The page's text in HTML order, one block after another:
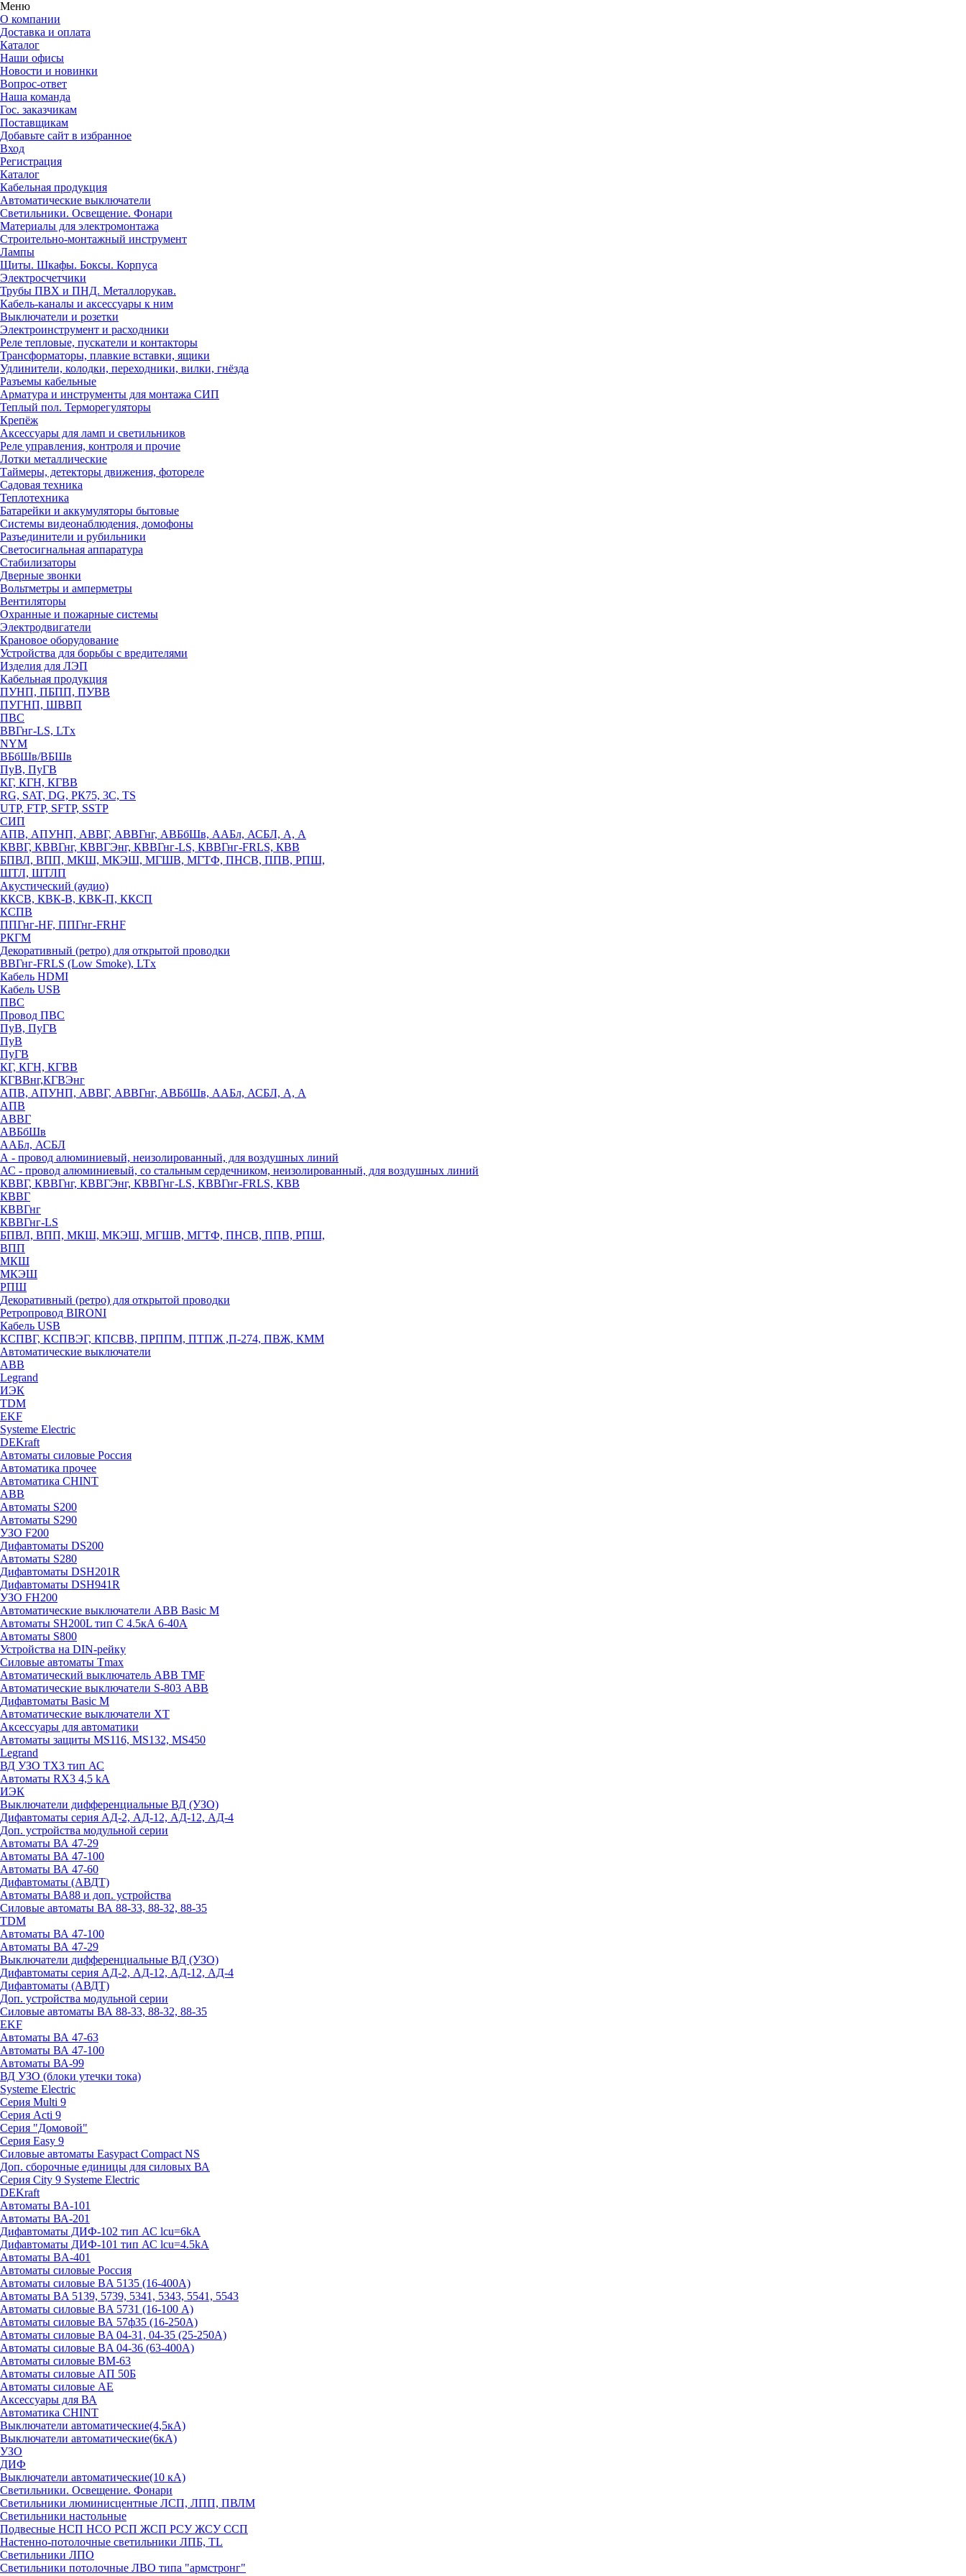
Меню
О компании
Доставка и оплата
Каталог
Наши офисы
Новости и новинки
Вопрос-ответ
Наша команда
Гос. заказчикам
Поставщикам
Добавьте сайт в избранное
Вход
Регистрация
Каталог
Кабельная продукция
Автоматические выключатели
Светильники. Освещение. Фонари
Материалы для электромонтажа
Строительно-монтажный инструмент
Лампы
Щиты. Шкафы. Боксы. Корпуса
Электросчетчики
Трубы ПВХ и ПНД. Металлорукав.
Кабель-каналы и аксессуары к ним
Выключатели и розетки
Электроинструмент и расходники
Реле тепловые, пускатели и контакторы
Трансформаторы, плавкие вставки, ящики
Удлинители, колодки, переходники, вилки, гнёзда
Разъемы кабельные
Арматура и инструменты для монтажа СИП
Теплый пол. Терморегуляторы
Крепёж
Аксессуары для ламп и светильников
Реле управления, контроля и прочие
Лотки металлические
Таймеры, детекторы движения, фотореле
Садовая техника
Теплотехника
Батарейки и аккумуляторы бытовые
Системы видеонаблюдения, домофоны
Разъединители и рубильники
Светосигнальная аппаратура
Стабилизаторы
Дверные звонки
Вольтметры и амперметры
Вентиляторы
Охранные и пожарные системы
Электродвигатели
Крановое оборудование
Устройства для борьбы с вредителями
Изделия для ЛЭП
Кабельная продукция
ПУНП, ПБПП, ПУВВ
ПУГНП, ШВВП
ПВС
ВВГнг-LS, LTx
NYM
ВБбШв/ВБШв
ПуВ, ПуГВ
КГ, КГН, КГВВ
RG, SAT, DG, РК75, 3С, TS
UTP, FTP, SFTP, SSTP
СИП
АПВ, АПУНП, АВВГ, АВВГнг, АВБбШв, ААБл, АСБЛ, А, А
КВВГ, КВВГнг, КВВГЭнг, КВВГнг-LS, КВВГнг-FRLS, КВВ
БПВЛ, ВПП, МКШ, МКЭШ, МГШВ, МГТФ, ПНСВ, ППВ, РПШ,
ШТЛ, ШТЛП
Акустический (аудио)
ККСВ, КВК-В, КВК-П, ККСП
КСПВ
ППГнг-HF, ППГнг-FRHF
РКГМ
Декоративный (ретро) для открытой проводки
ВВГнг-FRLS (Low Smoke), LTx
Кабель HDMI
Кабель USB
ПВС
Провод ПВС
ПуВ, ПуГВ
ПуВ
ПуГВ
КГ, КГН, КГВВ
КГВВнг,КГВЭнг
АПВ, АПУНП, АВВГ, АВВГнг, АВБбШв, ААБл, АСБЛ, А, А
АПВ
АВВГ
АВБбШв
ААБл, АСБЛ
А - провод алюминиевый, неизолированный, для воздушных линий
АС - провод алюминиевый, со стальным сердечником, неизолированный, для воздушных линий
КВВГ, КВВГнг, КВВГЭнг, КВВГнг-LS, КВВГнг-FRLS, КВВ
КВВГ
КВВГнг
КВВГнг-LS
БПВЛ, ВПП, МКШ, МКЭШ, МГШВ, МГТФ, ПНСВ, ППВ, РПШ,
ВПП
МКШ
МКЭШ
РПШ
Декоративный (ретро) для открытой проводки
Ретропровод BIRONI
Кабель USB
КСПВГ, КСПВЭГ, КПСВВ, ПРППМ, ПТПЖ ,П-274, ПВЖ, КММ
Автоматические выключатели
ABB
Legrand
ИЭК
TDM
EKF
Systeme Electric
DEKraft
Автоматы силовые Россия
Автоматика прочее
Автоматика CHINT
ABB
Автоматы S200
Автоматы S290
УЗО F200
Дифавтоматы DS200
Автоматы S280
Дифавтоматы DSH201R
Дифавтоматы DSH941R
УЗО FH200
Автоматические выключатели ABB Basic M
Автоматы SH200L тип С 4.5кА 6-40А
Автоматы S800
Устройства на DIN-рейку
Силовые автоматы Tmax
Автоматический выключатель ABB TMF
Автоматические выключатели S-803 АВВ
Дифавтоматы Basic M
Автоматические выключатели XT
Аксессуары для автоматики
Автоматы защиты MS116, MS132, MS450
Legrand
ВД УЗО TX3 тип АС
Автоматы RX3 4,5 kA
ИЭК
Выключатели дифференциальные ВД (УЗО)
Дифавтоматы серия АД-2, АД-12, АД-12, АД-4
Доп. устройства модульной серии
Автоматы ВА 47-29
Автоматы ВА 47-100
Автоматы ВА 47-60
Дифавтоматы (АВДТ)
Автоматы ВА88 и доп. устройства
Силовые автоматы ВА 88-33, 88-32, 88-35
TDM
Автоматы ВА 47-100
Автоматы ВА 47-29
Выключатели дифференциальные ВД (УЗО)
Дифавтоматы серия АД-2, АД-12, АД-12, АД-4
Дифавтоматы (АВДТ)
Доп. устройства модульной серии
Силовые автоматы ВА 88-33, 88-32, 88-35
EKF
Автоматы ВА 47-63
Автоматы ВА 47-100
Автоматы ВА-99
ВД УЗО (блоки утечки тока)
Systeme Electric
Серия Multi 9
Серия Acti 9
Серия "Домовой"
Серия Easy 9
Силовые автоматы Easypact Compact NS
Доп. сборочные единицы для силовых ВА
Серия City 9 Systeme Electric
DEKraft
Автоматы BA-101
Автоматы ВА-201
Дифавтоматы ДИФ-102 тип АС lcu=6kA
Дифавтоматы ДИФ-101 тип АС lcu=4.5kA
Автоматы BA-401
Автоматы силовые Россия
Автоматы силовые BA 5135 (16-400А)
Автоматы BA 5139, 5739, 5341, 5343, 5541, 5543
Автоматы силовые BA 5731 (16-100 А)
Автоматы силовые ВА 57ф35 (16-250А)
Автоматы силовые BA 04-31, 04-35 (25-250А)
Автоматы силовые BA 04-36 (63-400А)
Автоматы силовые ВМ-63
Автоматы силовые АП 50Б
Автоматы силовые АЕ
Аксессуары для ВА
Автоматика CHINT
Выключатели автоматические(4,5кА)
Выключатели автоматические(6кА)
УЗО
ДИФ
Выключатели автоматические(10 кА)
Светильники. Освещение. Фонари
Светильники люминисцентные ЛСП, ЛПП, ПВЛМ
Светильники настольные
Подвесные НСП НСО РСП ЖСП РСУ ЖСУ ССП
Настенно-потолочные светильники ЛПБ, TL
Светильники ЛПО
Светильники потолочные ЛВО типа "армстронг"